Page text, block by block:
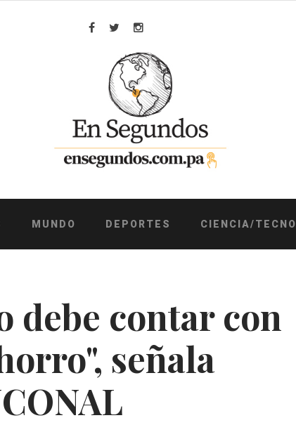
Facebook
TwitterInstagram
MUNDO DEPORTES CIENCIA/TECNO
debe contar con
señala